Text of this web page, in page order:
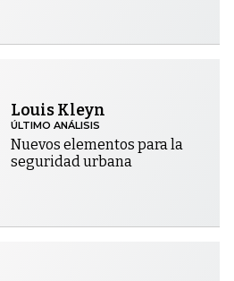
Louis Kleyn
ÚLTIMO ANÁLISIS
Nuevos elementos para la
seguridad urbana